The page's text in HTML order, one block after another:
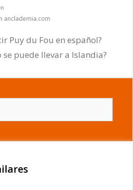
anclademia.com
Puy du Fou en español?
se puede llevar a Islandia?